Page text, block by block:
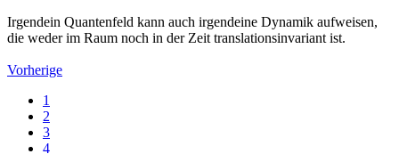
Irgendein Quantenfeld kann auch irgendeine Dynamik aufweisen,
die weder im Raum noch in der Zeit translationsinvariant ist.
Vorherige
1
2
3
4